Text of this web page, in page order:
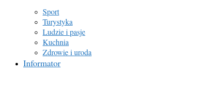
Sport
Turystyka
Ludzie i pasje
Kuchnia
Zdrowie i uroda
Informator